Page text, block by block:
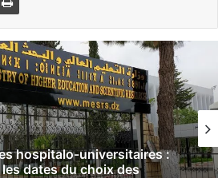
hospitalo-universitaires :
dates du choix des